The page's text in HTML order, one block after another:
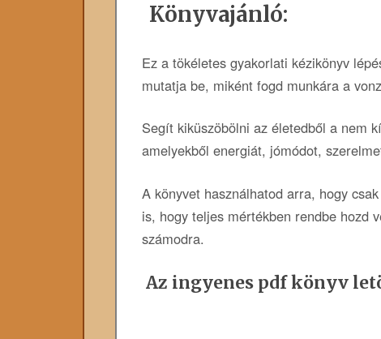
Könyvajánló:
Ez a tökéletes gyakorlati kézikönyv
mutatja be, miként fogd munkára a
Segít kiküszöbölni az életedből a nem
amelyekből energiát, jómódot,
A könyvet használhatod arra, hogy
is, hogy teljes mértékben rendbe hozd
számodra.
Az ingyenes pdf könyv